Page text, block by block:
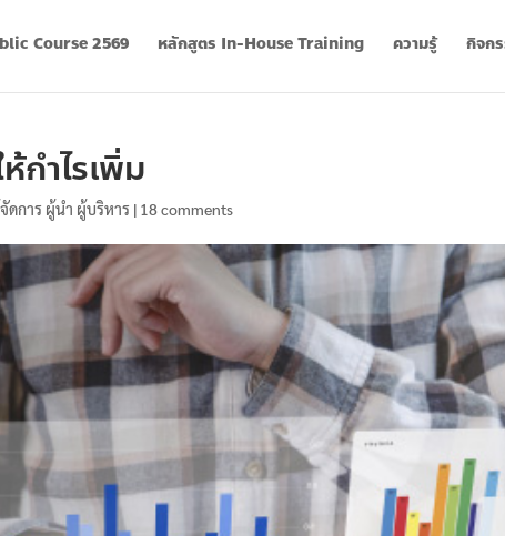
Course 2569 หลักสูตร In-House Training ความรู้ กิจก
กำไรเพิ่ม
ดการ ผู้นำ ผู้บริหาร | 18 comments